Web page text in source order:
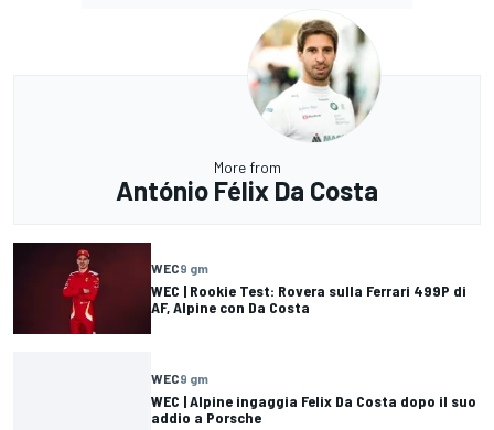
More from
António Félix Da Costa
WEC9 gm
WEC | Rookie Test: Rovera sulla Ferrari 499P di
AF, Alpine con Da Costa
WEC9 gm
WEC | Alpine ingaggia Felix Da Costa dopo il suo
addio a Porsche